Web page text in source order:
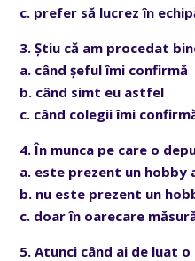
c. prefer să lucrez în
3. Știu că am procedat
a. când șeful îmi confirmă
b. când simt eu astfel
c. când colegii îmi
4. În munca pe care o
a. este prezent un hobby
b. nu este prezent un
c. doar în oarecare
5. Atunci când ai de luat o